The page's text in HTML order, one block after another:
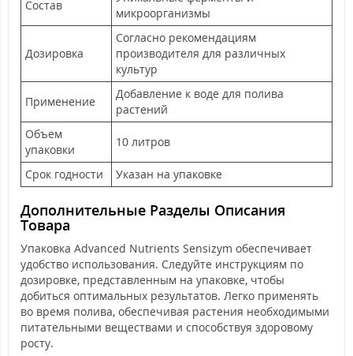
Состав
микроорганизмы
Дозировка
Согласно рекомендациям
производителя для различных
культур
Применение
Добавление к воде для полива
растений
Объем
упаковки
10 литров
Срок годности Указан на упаковке
Дополнительные Разделы Описания
Товара
Упаковка Advanced Nutrients Sensizym обеспечивает
удобство использования. Следуйте инструкциям по
дозировке, представленным на упаковке, чтобы
добиться оптимальных результатов. Легко применять
во время полива, обеспечивая растения необходимыми
питательными веществами и способствуя здоровому
росту.